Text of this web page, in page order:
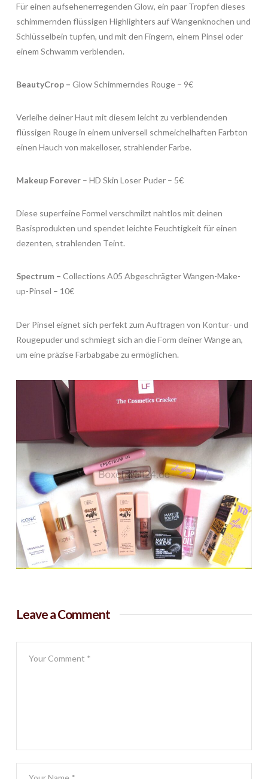
Für einen aufsehenerregenden Glow, ein paar Tropfen dieses
schimmernden flüssigen Highlighters auf Wangenknochen und
Schlüsselbein tupfen, und mit den Fingern, einem Pinsel oder
einem Schwamm verblenden. ​
BeautyCrop – Glow Schimmerndes Rouge – 9€
Verleihe deiner Haut mit diesem leicht zu verblendenden
flüssigen Rouge in einem universell schmeichelhaften Farbton
einen Hauch von makelloser, strahlender Farbe. ​
Makeup Forever – HD Skin Loser Puder – 5€
Diese superfeine Formel verschmilzt nahtlos mit deinen
Basisprodukten und spendet leichte Feuchtigkeit für einen
dezenten, strahlenden Teint.
Spectrum – Collections A05 Abgeschrägter Wangen-Make-
up-Pinsel – 10€
Der Pinsel eignet sich perfekt zum Auftragen von Kontur- und
Rougepuder und schmiegt sich an die Form deiner Wange an,
um eine präzise Farbabgabe zu ermöglichen.
Leave a Comment